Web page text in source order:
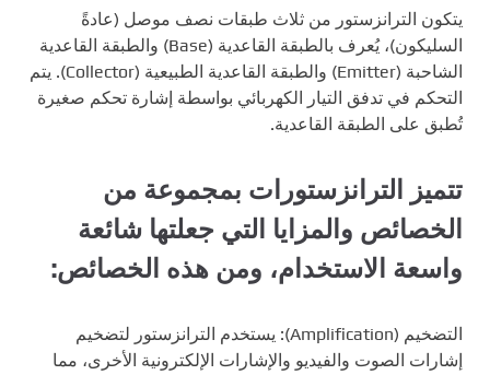
يتكون الترانزستور من ثلاث طبقات نصف موصل (عادةً
السليكون)، يُعرف بالطبقة القاعدية (Base) والطبقة القاعدية
الشاحبة (Emitter) والطبقة القاعدية الطبيعية (Collector). يتم
التحكم في تدفق التيار الكهربائي بواسطة إشارة تحكم صغيرة
تُطبق على الطبقة القاعدية.
تتميز الترانزستورات بمجموعة من
الخصائص والمزايا التي جعلتها شائعة
واسعة الاستخدام، ومن هذه الخصائص:
التضخيم (Amplification): يستخدم الترانزستور لتضخيم
إشارات الصوت والفيديو والإشارات الإلكترونية الأخرى، مما